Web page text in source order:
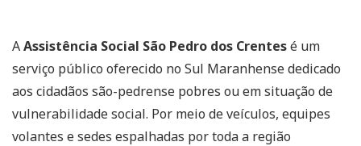
AAssistência Social São Pedro dos Crentesé um
serviço público oferecido no Sul Maranhense dedicado
aos cidadãos são-pedrense pobres ou em situação de
vulnerabilidade social. Por meio de veículos, equipes
volantes e sedes espalhadas por toda a região